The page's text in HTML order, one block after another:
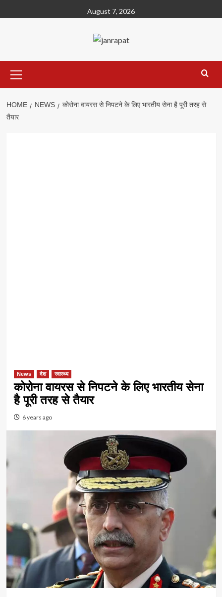
to
August 7, 2026
Menu
HOME NEWS
कोरोना वायरस से निपटने के लिए भारतीय सेना है पूरी तरह से
तैयार
News देश स्वास्थ्य
कोरोना वायरस से निपटने के लिए भारतीय सेना
है पूरी तरह से तैयार
6 years ago